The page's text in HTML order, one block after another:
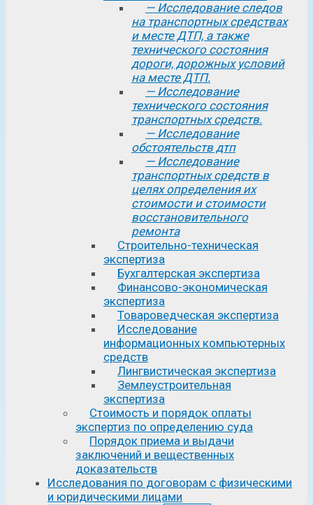
— Исследование следов
на транспортных средствах
и месте ДТП, а также
технического состояния
дороги, дорожных условий
на месте ДТП.
— Исследование
технического состояния
транспортных средств.
— Исследование
обстоятельств дтп
— Исследование
транспортных средств в
целях определения их
стоимости и стоимости
восстановительного
ремонта
Строительно-техническая
экспертиза
Бухгалтерская экспертиза
Финансово-экономическая
экспертиза
Товароведческая экспертиза
Исследование
информационных компьютерных
средств
Лингвистическая экспертиза
Землеустроительная
экспертиза
Стоимость и порядок оплаты
экспертиз по определению суда
Порядок приема и выдачи
заключений и вещественных
доказательств
Исследования по договорам с физическими
и юридическими лицами